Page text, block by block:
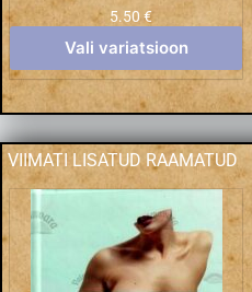
5.50 €
Vali variatsioon
VIIMATI LISATUD RAAMATUD